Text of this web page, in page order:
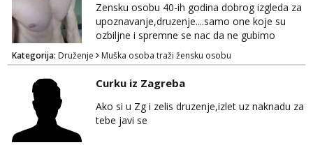
Zensku osobu 40-ih godina dobrog izgleda za
upoznavanje,druzenje....samo one koje su
ozbiljne i spremne se nac da ne gubimo
vrijeme!
Kategorija: Druženje Muška osoba traži žensku osobu
Curku iz Zagreba
Ako si u Zg i zelis druzenje,izlet uz naknadu za
tebe javi se